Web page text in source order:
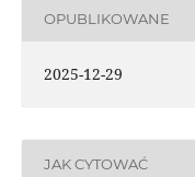
OPUBLIKOWANE
2025-12-29
JAK CYTOWAĆ